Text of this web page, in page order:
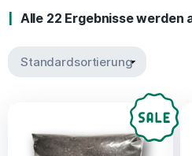
Alle 22 Ergebnisse werden